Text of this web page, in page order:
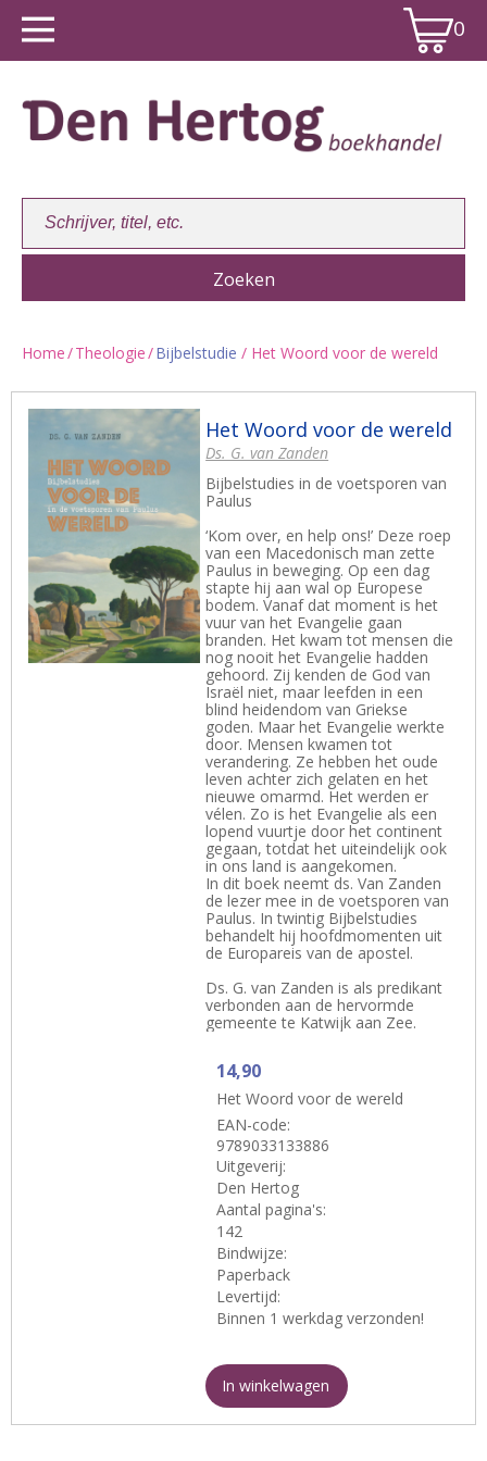
0
Home/Theologie/Bijbelstudie / Het Woord voor de wereld
Het Woord voor de wereld
Ds. G. van Zanden
Bijbelstudies in de voetsporen van
Paulus
‘Kom over, en help ons!’ Deze roep
van een Macedonisch man zette
Paulus in beweging. Op een dag
stapte hij aan wal op Europese
bodem. Vanaf dat moment is het
vuur van het Evangelie gaan
branden. Het kwam tot mensen die
nog nooit het Evangelie hadden
gehoord. Zij kenden de God van
Israël niet, maar leefden in een
blind heidendom van Griekse
goden. Maar het Evangelie werkte
door. Mensen kwamen tot
verandering. Ze hebben het oude
leven achter zich gelaten en het
nieuwe omarmd. Het werden er
vélen. Zo is het Evangelie als een
lopend vuurtje door het continent
gegaan, totdat het uiteindelijk ook
in ons land is aangekomen.
In dit boek neemt ds. Van Zanden
de lezer mee in de voetsporen van
Paulus. In twintig Bijbelstudies
behandelt hij hoofdmomenten uit
de Europareis van de apostel.
Ds. G. van Zanden is als predikant
verbonden aan de hervormde
gemeente te Katwijk aan Zee.
14,90
Het Woord voor de wereld
EAN-code:
9789033133886
Uitgeverij:
Den Hertog
Aantal pagina's:
142
Bindwijze:
Paperback
Levertijd:
Binnen 1 werkdag verzonden!
In winkelwagen